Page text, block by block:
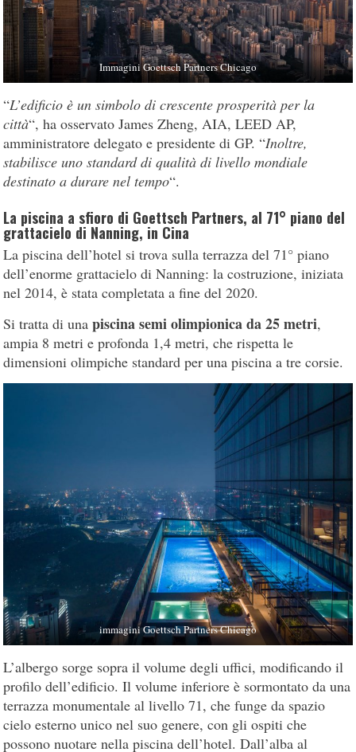
Immagini Goettsch Partners Chicago
“L’edificio è un simbolo di crescente prosperità per la
città“, ha osservato James Zheng, AIA, LEED AP,
amministratore delegato e presidente di GP. “Inoltre,
stabilisce uno standard di qualità di livello mondiale
destinato a durare nel tempo“.
La piscina a sfioro di Goettsch Partners, al 71° piano del
grattacielo di Nanning, in Cina
La piscina dell’hotel si trova sulla terrazza del 71° piano
dell’enorme grattacielo di Nanning: la costruzione, iniziata
nel 2014, è stata completata a fine del 2020.
Si tratta di unapiscina semi olimpionica da 25 metri,
ampia 8 metri e profonda 1,4 metri, che rispetta le
dimensioni olimpiche standard per una piscina a tre corsie.
immagini Goettsch Partners Chicago
L’albergo sorge sopra il volume degli uffici, modificando il
profilo dell’edificio. Il volume inferiore è sormontato da una
terrazza monumentale al livello 71, che funge da spazio
cielo esterno unico nel suo genere, con gli ospiti che
possono nuotare nella piscina dell’hotel. Dall’alba al